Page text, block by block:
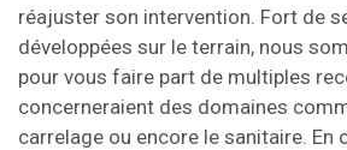
réajuster son intervention. Fort de
développées sur le terrain, nous
pour vous faire part de multiples
concerneraient des domaines
carrelage ou encore le sanitaire. En